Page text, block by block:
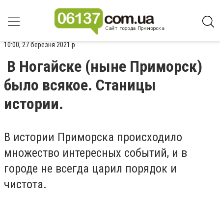
10:00, 27 березня 2021 р.
В Ногайске (ныне Приморск)
было всякое. Станицы
истории.
В истории Приморска происходило
множество интересных событий, и в
городе не всегда царил порядок и
чистота.